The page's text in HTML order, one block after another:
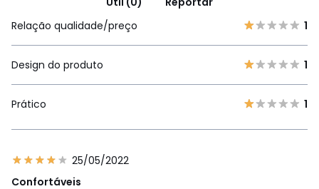
Relação qualidade/preço
1
Design do produto 1
Prático 1
25/05/2022
Confortáveis